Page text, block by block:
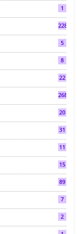
1
2287
5
8
22
268
20
31
11
15
89
7
2